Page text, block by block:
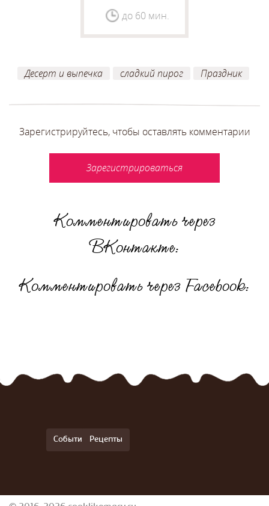
Десерт и выпечка сладкий пирог Праздник
до 60 мин.
Зарегистрируйтесь, чтобы оставлять комментарии
Зарегистрироваться
Комментировать через
ВКонтакте:
Комментировать через Facebook:
События Рецепты